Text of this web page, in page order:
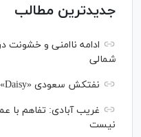
جدیدترین مطالب
ادامه ناامنی و خشونت
شمالی
نفتکش سعودی «Daisy» در خلیج عدن هدف قرار گرفت
غریب آبادی: تفاهم با
نیست